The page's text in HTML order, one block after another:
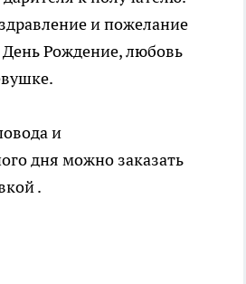
и пожелание
Рождение, любовь
и
дня можно заказать
.